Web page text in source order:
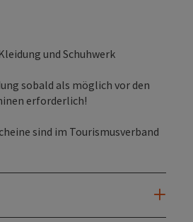
und Schuhwerk
sobald als möglich vor den
erforderlich!
sind im Tourismusverband